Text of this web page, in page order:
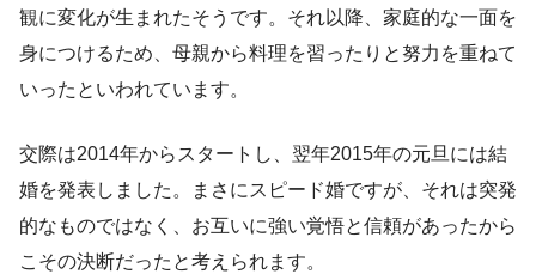
観に変化が生まれたそうです。それ以降、家庭的な一面を
身につけるため、母親から料理を習ったりと努力を重ねて
いったといわれています。
交際は2014年からスタートし、翌年2015年の元旦には結
婚を発表しました。まさにスピード婚ですが、それは突発
的なものではなく、お互いに強い覚悟と信頼があったから
こその決断だったと考えられます。